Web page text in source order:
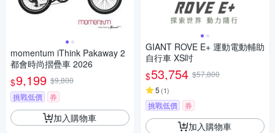
momentum iThink Pakaway 2
都會時尚摺疊車 2026
$9,199 $9,800
挑戰低價
券
加入購物車
GIANT ROVE E+ 運動電動輔助
自行車 XS吋
$53,754 $57,800
5 (1)
挑戰低價 券
加入購物車